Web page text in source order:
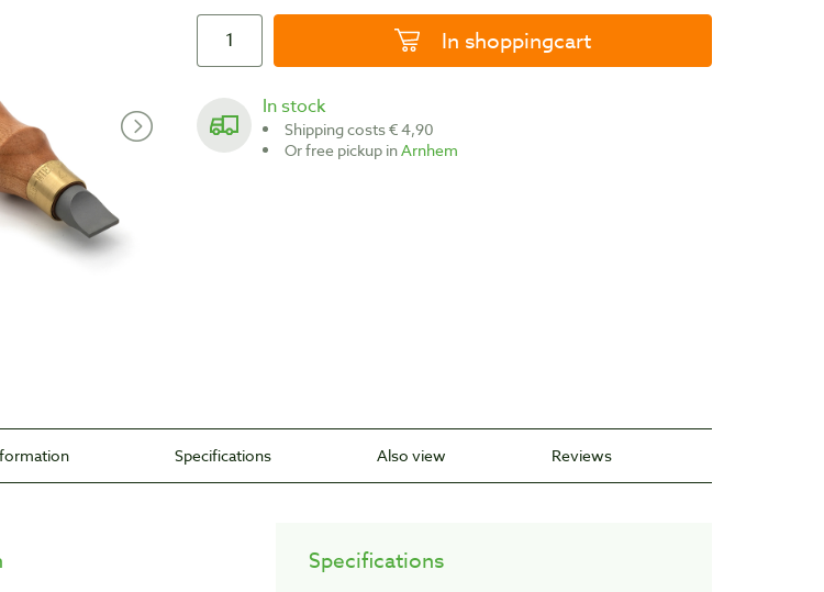
In shoppingcart
In stock
Shipping costs € 4,90
Or free pickup inArnhem
Specifications Also view Reviews
Specifications